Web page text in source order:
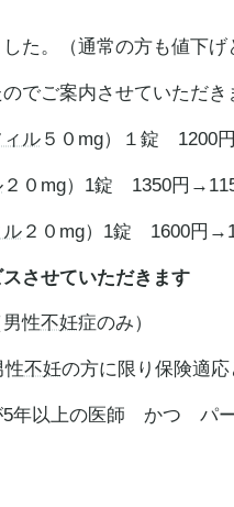
た。（通常の方も値下げ
でご案内させていただき
ル ５０mg）１錠 1200
２０mg）1錠 1350円
２０mg）1錠 1600円
させていただきます
性不妊症のみ）
性不妊の方に限り保険適応
5年以上の医師 かつ パ